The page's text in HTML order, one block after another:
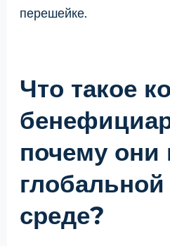
перешейке.
Что такое
почему
среде?